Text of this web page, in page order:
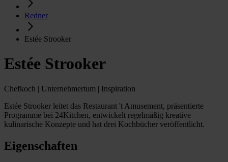
Redner
Estée Strooker
Estée Strooker
Chefkoch | Unternehmertum | Inspiration
Estée Strooker leitet das Restaurant 't Amusement, präsentierte
Programme bei 24Kitchen, entwickelt regelmäßig kreative
kulinarische Konzepte und hat drei Kochbücher veröffentlicht.
Eigenschaften